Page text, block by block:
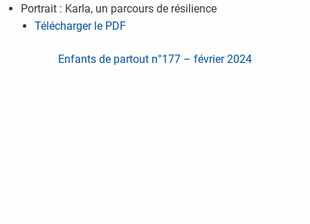
Portrait : Karla, un parcours de résilience
Télécharger le PDF
Enfants de partout n°177 – février 2024